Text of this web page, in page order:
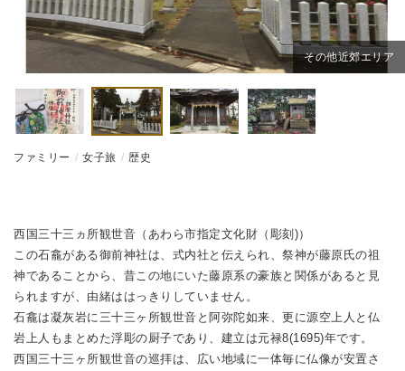
その他近郊エリア
ファミリー 女子旅 歴史
西国三十三ヵ所観世音（あわら市指定文化財（彫刻)）
この石龕がある御前神社は、式内社と伝えられ、祭神が藤原氏の祖
神であることから、昔この地にいた藤原系の豪族と関係があると見
られますが、由緒ははっきりしていません。
石龕は凝灰岩に三十三ヶ所観世音と阿弥陀如来、更に源空上人と仏
岩上人もまとめた浮彫の厨子であり、建立は元禄8(1695)年です。
西国三十三ヶ所観世音の巡拝は、広い地域に一体毎に仏像が安置さ